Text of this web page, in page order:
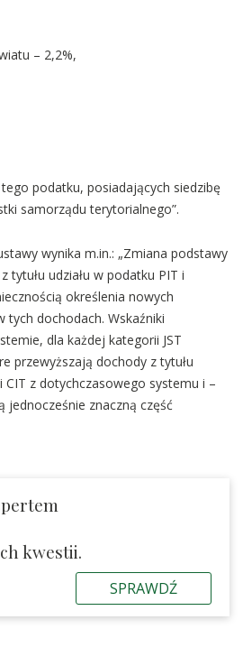
– 2,2%,
podatku, posiadających siedzibę
samorządu terytorialnego”.
wynika m.in.: „Zmiana podstawy
tytułu udziału w podatku PIT i
określenia nowych
tych dochodach. Wskaźniki
dla każdej kategorii JST
przewyższają dochody z tytułu
CIT z dotychczasowego systemu i –
jednocześnie znaczną część
kwestii.
SPRAWDŹ